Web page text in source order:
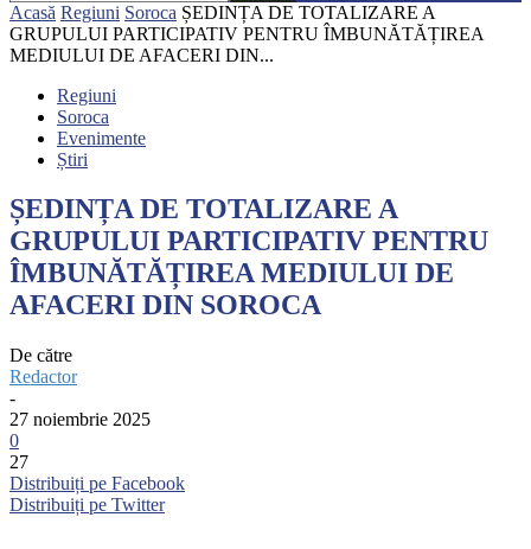
Acasă Regiuni Soroca ȘEDINȚA DE TOTALIZARE A
GRUPULUI PARTICIPATIV PENTRU ÎMBUNĂTĂȚIREA
MEDIULUI DE AFACERI DIN...
Regiuni
Soroca
Evenimente
Știri
ȘEDINȚA DE TOTALIZARE A
GRUPULUI PARTICIPATIV PENTRU
ÎMBUNĂTĂȚIREA MEDIULUI DE
AFACERI DIN SOROCA
De către
Redactor
-
27 noiembrie 2025
0
27
Distribuiți pe Facebook
Distribuiți pe Twitter